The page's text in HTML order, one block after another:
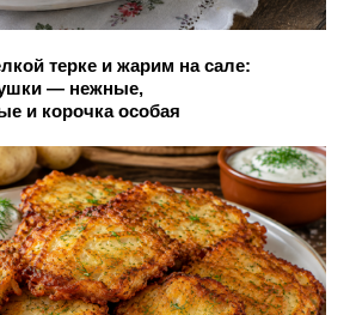
терке и жарим на сале:
— нежные,
и корочка особая